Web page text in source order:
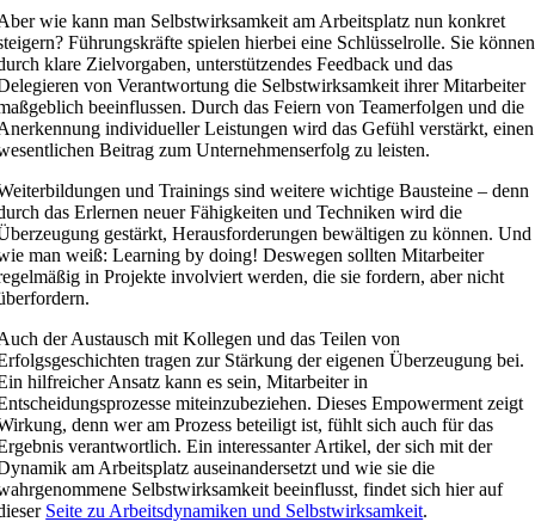
wie kann man Selbstwirksamkeit am Arbeitsplatz nun konkret
Führungskräfte spielen hierbei eine Schlüsselrolle. Sie können
klare Zielvorgaben, unterstützendes Feedback und das
von Verantwortung die Selbstwirksamkeit ihrer Mitarbeiter
beeinflussen. Durch das Feiern von Teamerfolgen und die
individueller Leistungen wird das Gefühl verstärkt, einen
Beitrag zum Unternehmenserfolg zu leisten.
und Trainings sind weitere wichtige Bausteine – denn
das Erlernen neuer Fähigkeiten und Techniken wird die
gestärkt, Herausforderungen bewältigen zu können. Und
man weiß: Learning by doing! Deswegen sollten Mitarbeiter
in Projekte involviert werden, die sie fordern, aber nicht
der Austausch mit Kollegen und das Teilen von
tragen zur Stärkung der eigenen Überzeugung bei.
hilfreicher Ansatz kann es sein, Mitarbeiter in
miteinzubeziehen. Dieses Empowerment zeigt
denn wer am Prozess beteiligt ist, fühlt sich auch für das
verantwortlich. Ein interessanter Artikel, der sich mit der
am Arbeitsplatz auseinandersetzt und wie sie die
Selbstwirksamkeit beeinflusst, findet sich hier auf
Seite zu Arbeitsdynamiken und Selbstwirksamkeit.